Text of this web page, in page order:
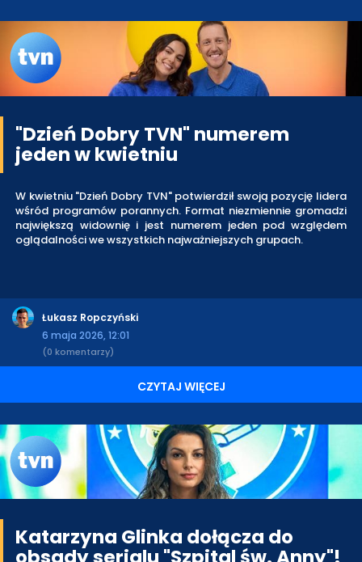
"Dzień Dobry TVN" numerem
jeden w kwietniu
W kwietniu "Dzień Dobry TVN" potwierdził swoją pozycję lidera
wśród programów porannych. Format niezmiennie gromadzi
największą widownię i jest numerem jeden pod względem
oglądalności we wszystkich najważniejszych grupach.
Łukasz Ropczyński
6 maja 2026, 12:01
(0 komentarzy)
CZYTAJ WIĘCEJ
Katarzyna Glinka dołącza do